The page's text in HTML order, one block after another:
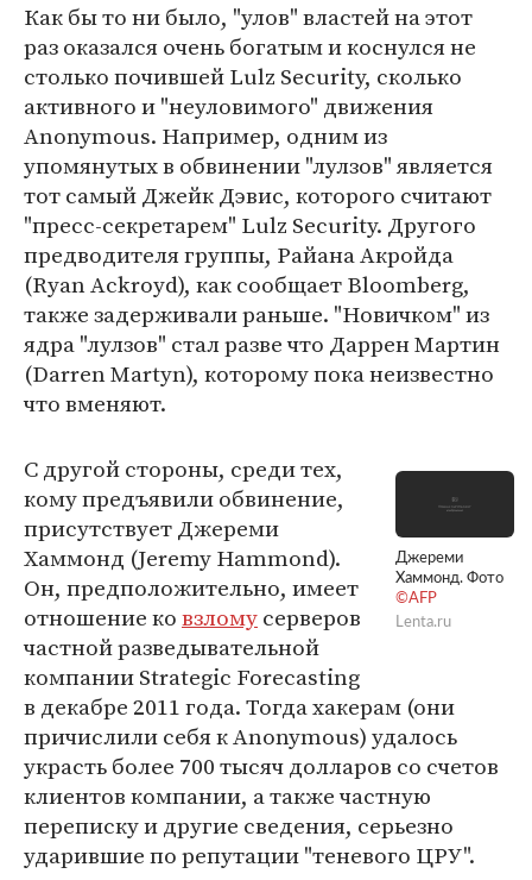
Как бы то ни было, "улов" властей на этот
раз оказался очень богатым и коснулся не
столько почившей Lulz Security, сколько
активного и "неуловимого" движения
Anonymous. Например, одним из
упомянутых в обвинении "лулзов" является
тот самый Джейк Дэвис, которого считают
"пресс-секретарем" Lulz Security. Другого
предводителя группы, Райана Акройда
(Ryan Ackroyd), как сообщает Bloomberg,
также задерживали раньше. "Новичком" из
ядра "лулзов" стал разве что Даррен Мартин
(Darren Martyn), которому пока неизвестно
что вменяют.
Джереми
Хаммонд. Фото
©AFP
Lenta.ru
С другой стороны, среди тех,
кому предъявили обвинение,
присутствует Джереми
Хаммонд (Jeremy Hammond).
Он, предположительно, имеет
отношение ковзломусерверов
частной разведывательной
компании Strategic Forecasting
в декабре 2011 года. Тогда хакерам (они
причислили себя к Anonymous) удалось
украсть более 700 тысяч долларов со счетов
клиентов компании, а также частную
переписку и другие сведения, серьезно
ударившие по репутации "теневого ЦРУ".